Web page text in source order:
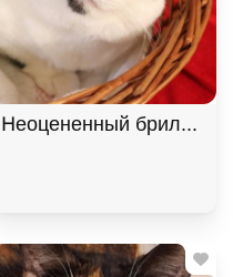
Лайло, Трёхцветный,
Неоцененный